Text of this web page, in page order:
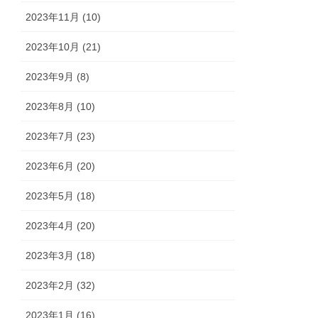
2023年11月 (10)
2023年10月 (21)
2023年9月 (8)
2023年8月 (10)
2023年7月 (23)
2023年6月 (20)
2023年5月 (18)
2023年4月 (20)
2023年3月 (18)
2023年2月 (32)
2023年1月 (16)